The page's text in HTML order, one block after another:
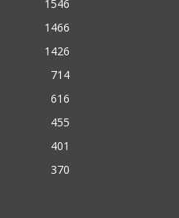
1546
1466
1426
714
616
455
401
370